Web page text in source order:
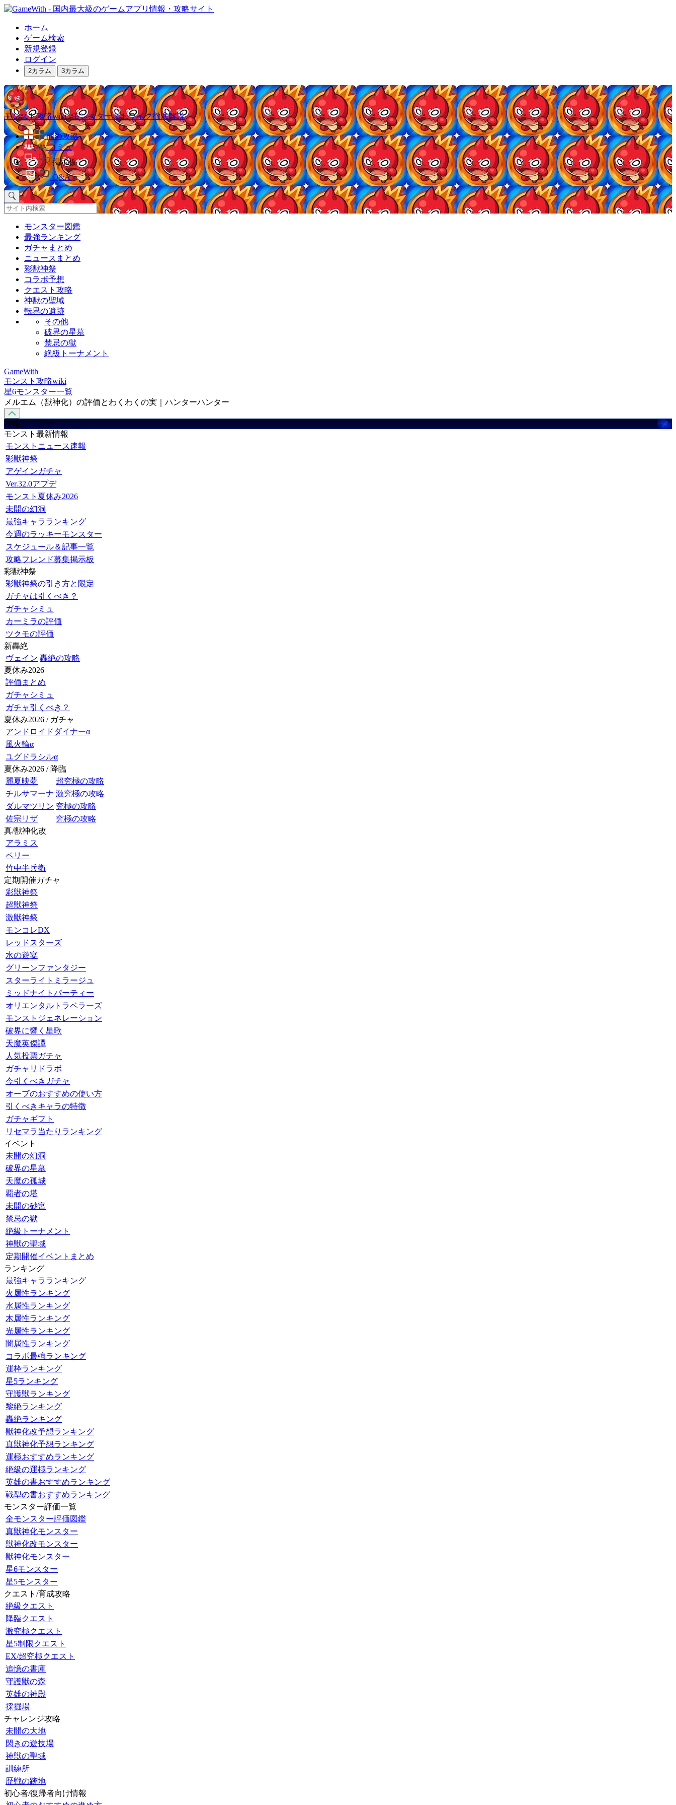
ホーム
ゲーム検索
新規登録
ログイン
2カラム 3カラム
モンスト攻略wiki | モンスターストライク徹底解説
他の攻略
コミュ
掲示板
Q&A
モンスター図鑑
最強ランキング
ガチャまとめ
ニュースまとめ
彩獣神祭
コラボ予想
クエスト攻略
神獣の聖域
転界の遺跡
その他
破界の星墓
禁忌の獄
絶級トーナメント
GameWith
モンスト攻略wiki
星6モンスター一覧
メルエム（獣神化）の評価とわくわくの実｜ハンターハンター
攻略 メニュー
モンスト最新情報
モンストニュース速報
彩獣神祭
アゲインガチャ
Ver.32.0アプデ
モンスト夏休み2026
未開の幻洞
最強キャラランキング
今週のラッキーモンスター
スケジュール＆記事一覧
攻略フレンド募集掲示板
彩獣神祭
彩獣神祭の引き方と限定
ガチャは引くべき？
ガチャシミュ
カーミラの評価
ツクモの評価
新轟絶
ヴェイン 轟絶の攻略
夏休み2026
評価まとめ
ガチャシミュ
ガチャ引くべき？
夏休み2026 / ガチャ
アンドロイドダイナーα
風火輪α
ユグドラシルα
夏休み2026 / 降臨
麗夏映夢
超究極の攻略
チルサマーナ 激究極の攻略
ダルマツリン 究極の攻略
佐宗リザ
究極の攻略
真/獣神化改
アラミス
ペリー
竹中半兵衛
定期開催ガチャ
彩獣神祭
超獣神祭
激獣神祭
モンコレDX
レッドスターズ
水の遊宴
グリーンファンタジー
スターライトミラージュ
ミッドナイトパーティー
オリエンタルトラベラーズ
モンストジェネレーション
破界に響く星歌
天魔英傑譚
人気投票ガチャ
ガチャリドラボ
今引くべきガチャ
オーブのおすすめの使い方
引くべきキャラの特徴
ガチャギフト
リセマラ当たりランキング
イベント
未開の幻洞
破界の星墓
天魔の孤城
覇者の塔
未開の砂宮
禁忌の獄
絶級トーナメント
神獣の聖域
定期開催イベントまとめ
ランキング
最強キャラランキング
火属性ランキング
水属性ランキング
木属性ランキング
光属性ランキング
闇属性ランキング
コラボ最強ランキング
運枠ランキング
星5ランキング
守護獣ランキング
黎絶ランキング
轟絶ランキング
獣神化改予想ランキング
真獣神化予想ランキング
運極おすすめランキング
絶級の運極ランキング
英雄の書おすすめランキング
戦型の書おすすめランキング
モンスター評価一覧
全モンスター評価図鑑
真獣神化モンスター
獣神化改モンスター
獣神化モンスター
星6モンスター
星5モンスター
クエスト/育成攻略
絶級クエスト
降臨クエスト
激究極クエスト
星5制限クエスト
EX/超究極クエスト
追憶の書庫
守護獣の森
英雄の神殿
採掘場
チャレンジ攻略
未開の大地
閃きの遊技場
神獣の聖域
訓練所
歴戦の跡地
初心者/復帰者向け情報